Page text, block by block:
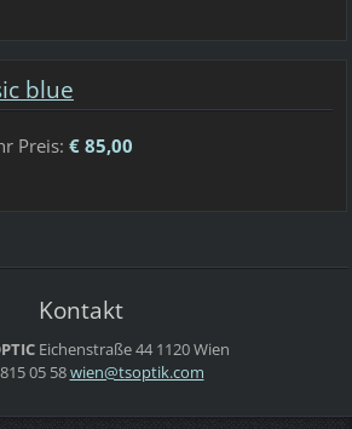
blue
Preis: € 85,00
Kontakt
Eichenstraße 441120 Wien
05 58wien@tsoptik.com